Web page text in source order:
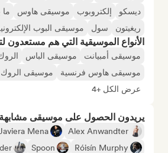
ديسكو
إلكتروبوب موسيقى هاوس ما
ريغيتون
سول موسيقى البوب
الأنواع الموسيقية التي هم مستعدون
موسيقى أمبيانت موسيقى الباس
موسيقى هاوس فرنسية
موسيقى الروك
عرض الكل +4
يريدون الحصول على موسيقى مشابهة
Alex Anwandter
Mena
Róisín Murphy
Spoon